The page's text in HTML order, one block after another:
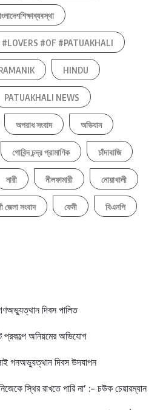
#LOVERS #OF #PATUAKHALI
HINDU
PATUAKHALI NEWS
অপরাধ সংবাদ অভিযান
গোবিন্দ চন্দ্র প্রামাণিক চাঁদাবাজি
নারী নীলফামারী নোয়াখালী
জেলা সংবাদ ফেনী বিএনপি
দিবস পালিত
প্রকল্পে অনিয়মের অভিযোগ
গনঅভ্যুত্থান দিবস উদযাপন
স্থির রাখতে পারি না’ :- চউক চেয়ারম্যান